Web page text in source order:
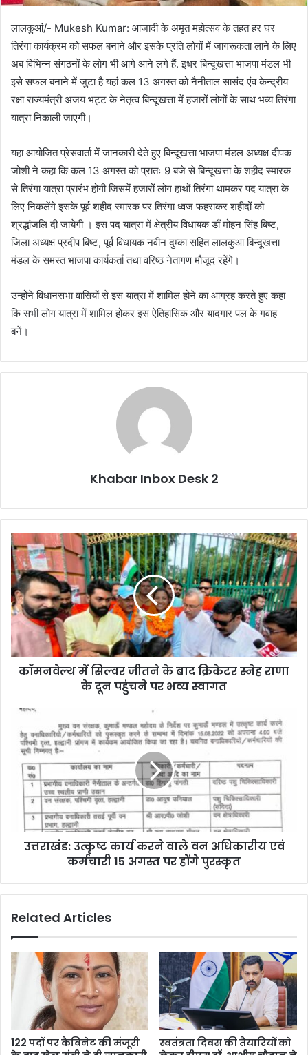
लालकुआं/- Mukesh Kumar: आजादी के अमृत महोत्सव के तहत हर घर
तिरंगा कार्यक्रम को सफल बनाने और इसके प्रति लोगों में जागरूकता लाने के लिए
अब विभिन्न संगठनों के लोग भी आगे आने लगे हैं. इधर बिन्दूखत्ता भाजपा मंडल भी
इसे सफल बनाने में जुटा है यहां कल 13 अगस्त को नैनीताल सासंद एंव केन्द्रीय
रक्षा राज्यमंत्री अजय भट्ट के नेतृत्व बिन्दूखत्ता में हजारों लोगों के साथ भव्य तिरंगा
यात्रा निकाली जाएगी।
यहा आयोजित प्रेसवार्ता में जानकारी देते हुए बिन्दूखत्ता भाजपा मंडल अध्यक्ष दीपक
जोशी ने कहा कि कल 13 अगस्त को प्रातः 9 बजे से बिन्दूखत्ता के शहीद स्मारक
से तिरंगा यात्रा प्रारंभ होगी जिसमें हजारों लोग हाथों तिरंगा थामकर पद यात्रा के
लिए निकलेंगे इसके पूर्व शहीद स्मारक पर तिरंगा ध्वज फहराकर शहीदों को
श्रद्धांजलि दी जायेगी । इस पद यात्रा में क्षेत्रीय विधायक डाँ मोहन सिंह बिष्ट,
जिला अध्यक्ष प्रदीप बिष्ट, पूर्व विधायक नवीन दुम्का सहित लालकुआ बिन्दूखत्ता
मंडल के समस्त भाजपा कार्यकर्ता तथा वरिष्ठ नेतागण मौजूद रहेंगे।
उन्होंने विधानसभा वासियों से इस यात्रा में शामिल होने का आग्रह करते हुए कहा
कि सभी लोग यात्रा में शामिल होकर इस ऐतिहासिक और यादगार पल के गवाह
बनें।
Khabar Inbox Desk 2
कॉमनवेल्थ
में
सिल्वर
जीतने
के
बाद
क्रिकेटर
स्नेह
राणा
स्वागत
कॉमनवेल्थ में सिल्वर जीतने के बाद क्रिकेटर स्नेह राणा
के दून पहुंचने पर भव्य स्वागत
उत्तराखंड:
उत्कृष्ट
कार्य
करने
वाले
अधिकारीय
कर्मचारी
उत्तराखंड: उत्कृष्ट कार्य करने वाले वन अधिकारीय एवं
कर्मचारी 15 अगस्त पर होंगे पुरस्कृत
Related Articles
122 पदों पर कैबिनेट की मंजूरी
स्वतंत्रता दिवस की तैयारियों को